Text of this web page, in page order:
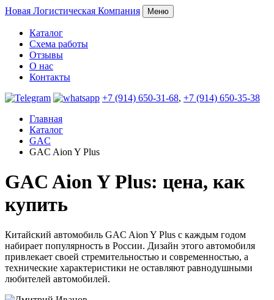
Новая Логистическая Компания Меню
Каталог
Схема работы
Отзывы
О нас
Контакты
+7 (914) 650-31-68, +7 (914) 650-35-38
Главная
Каталог
GAC
GAC Aion Y Plus
GAC Aion Y Plus: цена, как
купить
Китайский автомобиль GAC Aion Y Plus с каждым годом
набирает популярность в России. Дизайн этого автомобиля
привлекает своей стремительностью и современностью, а
технические характеристики не оставляют равнодушными
любителей автомобилей.